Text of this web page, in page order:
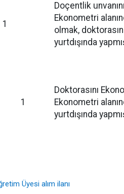
1
Doçentlik
Ekonometri
olmak,
yurtdışında
1
Doktorasını
Ekonometri
yurtdışında
Üyesi alım ilanı